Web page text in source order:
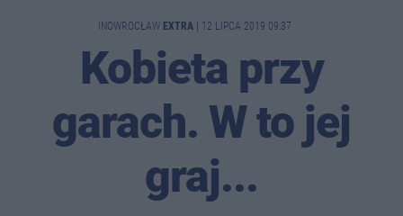
INOWROCŁAW EXTRA 12 LIPCA 2019 09:37
Kobieta przy
garach. W to jej
graj...